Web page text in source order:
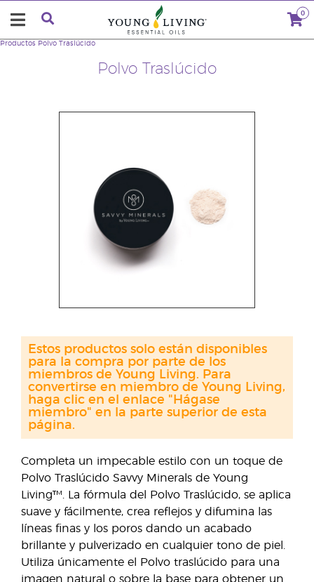
0
Polvo Traslúcido
Productos Polvo Traslúcido
Completa un impecable estilo con un toque de
Polvo Traslúcido Savvy Minerals de Young
Living™. La fórmula del Polvo Traslúcido, se aplica
suave y fácilmente, crea reflejos y difumina las
líneas finas y los poros dando un acabado
brillante y pulverizado en cualquier tono de piel.
Utiliza únicamente el Polvo traslúcido para una
imagen natural o sobre la base para obtener un
Estos productos solo están disponibles
para la compra por parte de los
miembros de Young Living. Para
convertirse en miembro de Young Living,
haga clic en el enlace "Hágase
miembro" en la parte superior de esta
página.